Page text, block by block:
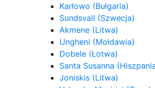
Karłowo (Bułgaria)
Sundsvall (Szwecja)
Akmene (Litwa)
Ungheni (Mołdawia)
Dobele (Łotwa)
Santa Susanna
Joniskis (Litwa)